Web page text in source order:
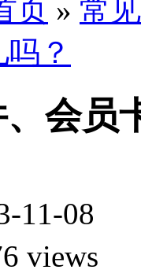
页 » 常
？
会员
11-08
views